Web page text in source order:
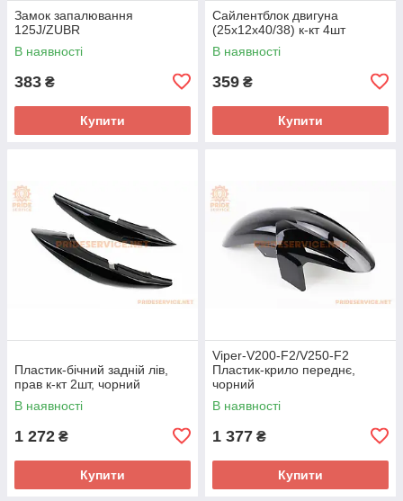
Замок запалювання
125J/ZUBR
В наявності
383 ₴
Купити
Сайлентблок двигуна
(25x12x40/38) к-кт 4шт
В наявності
359 ₴
Купити
Пластик-бічний задній лів,
прав к-кт 2шт, чорний
В наявності
1 272 ₴
Купити
Viper-V200-F2/V250-F2
Пластик-крило переднє,
чорний
В наявності
1 377 ₴
Купити